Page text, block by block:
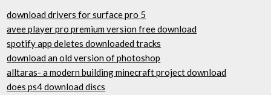
download drivers for surface pro 5
avee player pro premium version free download
spotify app deletes downloaded tracks
download an old version of photoshop
alltaras- a modern building minecraft project download
does ps4 download discs